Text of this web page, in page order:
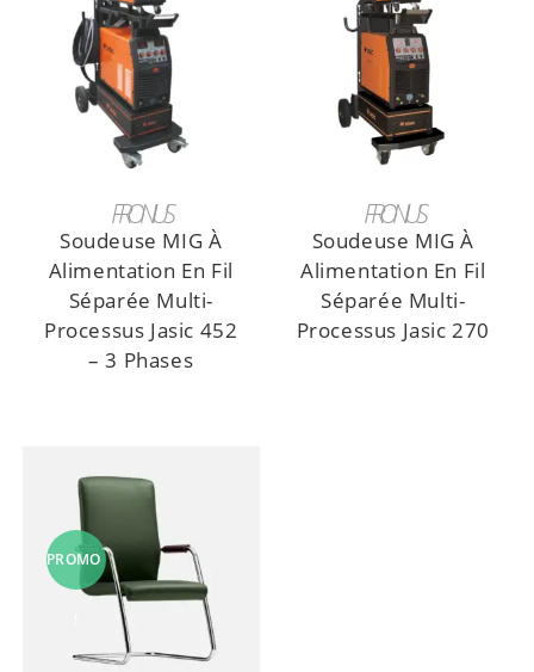
FRONIUS
Soudeuse MIG À
Alimentation En Fil
Séparée Multi-
Processus Jasic 452
– 3 Phases
FRONIUS
Soudeuse MIG À
Alimentation En Fil
Séparée Multi-
Processus Jasic 270
PROMO